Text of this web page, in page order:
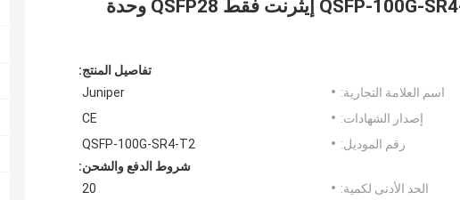
متوافق جونيبر QSFP-100G-SR4-T2 QSFP28100G-SR4 إيثرنت فقط QSFP28 وحدة
تفاصيل المنتج:
اسم العلامة التجارية:
Juniper
إصدار الشهادات:
CE
رقم الموديل:
QSFP-100G-SR4-T2
شروط الدفع والشحن:
الحد الأدنى لكمية:
20